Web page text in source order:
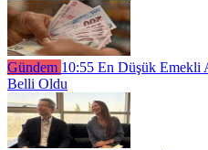
Gündem 10:55 En Düşük Emekli
Belli Oldu